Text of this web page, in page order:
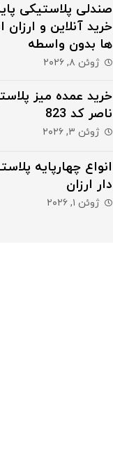
صندلی پلاستیکی
خرید آنلاین و ارزان
ها بدون واسطه
ژوئن ۸, ۲۰۲۶
خرید عمده میز
ناصر کد 823
ژوئن ۳, ۲۰۲۶
انواع چهارپایه
دار ارزان
ژوئن ۱, ۲۰۲۶